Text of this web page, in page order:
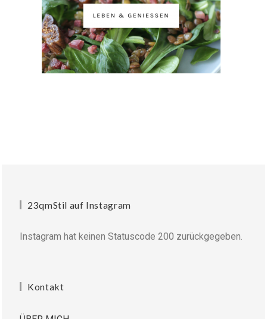
23qmStil auf Instagram
Instagram hat keinen Statuscode 200 zurückgegeben.
Kontakt